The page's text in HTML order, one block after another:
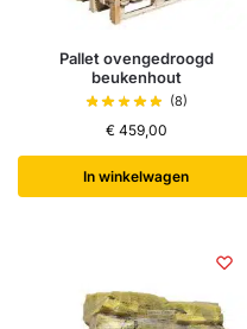
Pallet ovengedroogd
beukenhout
(8)
€459,00
In winkelwagen